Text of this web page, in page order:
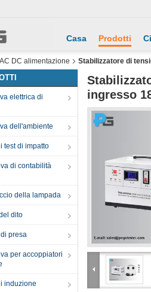
Casa Prodotti
AC DC alimentazione Stabilizzatore di
elettrica di
dell'ambiente
test di impatto
di contabilità
della lampada
dito
presa
per accoppiatori
induzione
ingresso